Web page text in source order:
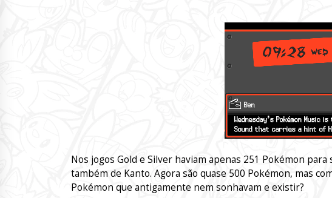
Nos jogos Gold e Silver haviam apenas 251 Pokémon
também de Kanto. Agora são quase 500 Pokémon, mas
Pokémon que antigamente nem sonhavam e existir?